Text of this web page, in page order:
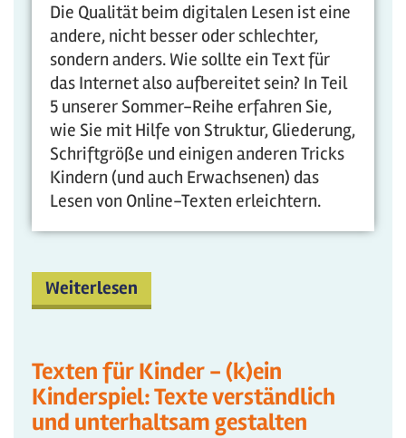
Die Qualität beim digitalen Lesen ist eine
andere, nicht besser oder schlechter,
sondern anders. Wie sollte ein Text für
das Internet also aufbereitet sein? In Teil
5 unserer Sommer-Reihe erfahren Sie,
wie Sie mit Hilfe von Struktur, Gliederung,
Schriftgröße und einigen anderen Tricks
Kindern (und auch Erwachsenen) das
Lesen von Online-Texten erleichtern.
Weiterlesen
Texten für Kinder - (k)ein
Kinderspiel: Texte verständlich
und unterhaltsam gestalten